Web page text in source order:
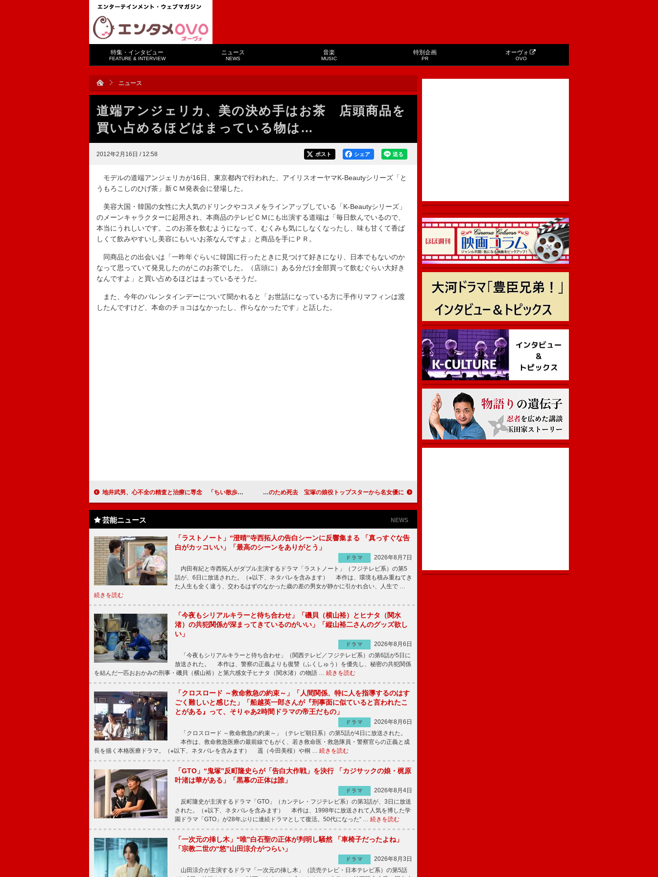
特集・インタビュー
FEATURE & INTERVIEW
ニュース
NEWS
音楽
MUSIC
特別企画
PR
オーヴォ
OVO
ニュース
道端アンジェリカ、美の決め手はお茶 店頭商品を
買い占めるほどはまっている物は…
2012年2月16日 / 12:58 送る
シェア
ポスト
モデルの道端アンジェリカが16日、東京都内で行われた、アイリスオーヤマK-Beautyシリーズ「と
うもろこしのひげ茶」新ＣＭ発表会に登場した。
美容大国・韓国の女性に大人気のドリンクやコスメをラインアップしている「K-Beautyシリーズ」
のメーンキャラクターに起用され、本商品のテレビＣＭにも出演する道端は「毎日飲んでいるので、
本当にうれしいです。このお茶を飲むようになって、むくみも気にしなくなったし、味も甘くて香ば
しくて飲みやすいし美容にもいいお茶なんですよ」と商品を手にＰＲ。
同商品との出会いは「一昨年ぐらいに韓国に行ったときに見つけて好きになり、日本でもないのか
なって思っていて発見したのがこのお茶でした。（店頭に）ある分だけ全部買って飲むぐらい大好き
なんですよ」と買い占めるほどはまっているそうだ。
また、今年のバレンタインデーについて聞かれると「お世話になっている方に手作りマフィンは渡
したんですけど、本命のチョコはなかったし、作らなかったです」と話した。
地井武男、心不全の精査と治療に専念 「ちい散歩」は過去の傑作選などを放送 淡島千景さん、膵臓がんのため死去 宝塚の娘役トップスターから名女優に
芸能ニュース NEWS
「ラストノート」“澄晴”寺西拓人の告白シーンに反響集まる 「真っすぐな告
白がカッコいい」「最高のシーンをありがとう」
ドラマ
2026年8月7日
内田有紀と寺西拓人がダブル主演するドラマ「ラストノート」（フジテレビ系）の第5
話が、6日に放送された。（※以下、ネタバレを含みます） 本作は、環境も積み重ねてき
た人生も全く違う、交わるはずのなかった歳の差の男女が静かに引かれ合い、人生で …
続きを読む
「今夜もシリアルキラーと待ち合わせ」「磯貝（横山裕）とヒナタ（関水
渚）の共犯関係が深まってきているのがいい」「縦山裕二さんのグッズ欲し
い」
ドラマ
2026年8月6日
「今夜もシリアルキラーと待ち合わせ」（関西テレビ／フジテレビ系）の第6話が5日に
放送された。 本作は、警察の正義よりも復讐（ふくしゅう）を優先し、秘密の共犯関係
を結んだ一匹おおかみの刑事・磯貝（横山裕）と第六感女子ヒナタ（関水渚）の物語 … 続きを読む
「クロスロード ～救命救急の約束～」「人間関係、特に人を指導するのはす
ごく難しいと感じた」「船越英一郎さんが『刑事面に似ていると言われたこ
とがある』って、そりゃあ2時間ドラマの帝王だもの」
ドラマ
2026年8月6日
「クロスロード ～救命救急の約束～」（テレビ朝日系）の第5話が4日に放送された。
本作は、救命救急医療の最前線でもがく、若き救命医・救急隊員・警察官らの正義と成
長を描く本格医療ドラマ。（※以下、ネタバレを含みます） 遥（今田美桜）や桐 … 続きを読む
「GTO」“鬼塚”反町隆史らが「告白大作戦」を決行 「カジサックの娘・梶原
叶渚は華がある」「黒幕の正体は誰」
ドラマ
2026年8月4日
反町隆史が主演するドラマ「GTO」（カンテレ・フジテレビ系）の第3話が、3日に放送
された。（※以下、ネタバレを含みます） 本作は、1998年に放送されて人気を博した学
園ドラマ「GTO」が28年ぶりに連続ドラマとして復活。50代になった“ … 続きを読む
「一次元の挿し木」“唯”白石聖の正体が判明し騒然 「車椅子だったよね」
「宗教二世の“悠”山田涼介がつらい」
ドラマ
2026年8月3日
山田涼介が主演するドラマ「一次元の挿し木」（読売テレビ・日本テレビ系）の第5話